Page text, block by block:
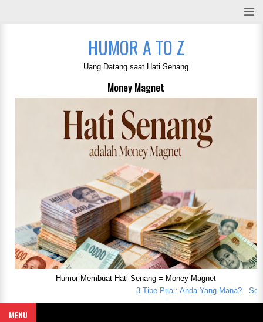
HUMOR A TO Z
Uang Datang saat Hati Senang
Money Magnet
Humor Membuat Hati Senang = Money Magnet
3 Tipe Pria : Anda Yang Mana?
MENU